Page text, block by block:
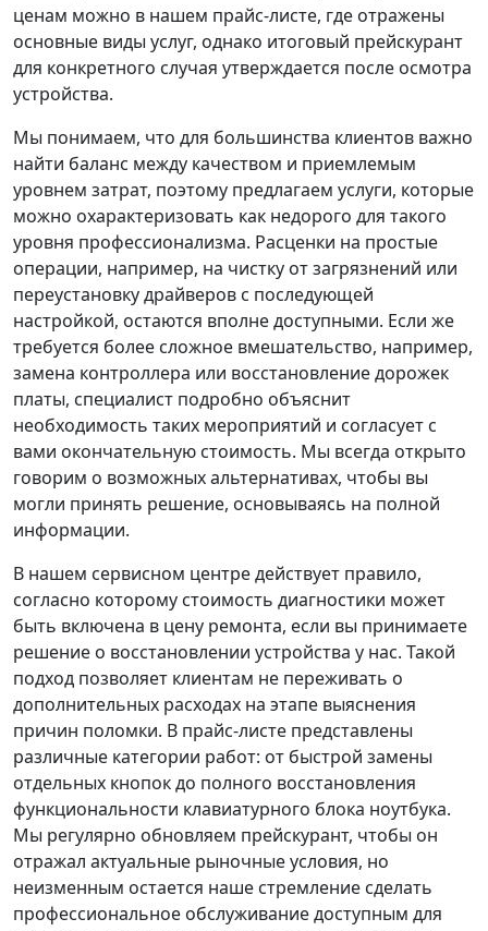
ценам можно в нашем прайс-листе, где отражены
основные виды услуг, однако итоговый прейскурант
для конкретного случая утверждается после осмотра
устройства.
Мы понимаем, что для большинства клиентов важно
найти баланс между качеством и приемлемым
уровнем затрат, поэтому предлагаем услуги, которые
можно охарактеризовать как недорого для такого
уровня профессионализма. Расценки на простые
операции, например, на чистку от загрязнений или
переустановку драйверов с последующей
настройкой, остаются вполне доступными. Если же
требуется более сложное вмешательство, например,
замена контроллера или восстановление дорожек
платы, специалист подробно объяснит
необходимость таких мероприятий и согласует с
вами окончательную стоимость. Мы всегда открыто
говорим о возможных альтернативах, чтобы вы
могли принять решение, основываясь на полной
информации.
В нашем сервисном центре действует правило,
согласно которому стоимость диагностики может
быть включена в цену ремонта, если вы принимаете
решение о восстановлении устройства у нас. Такой
подход позволяет клиентам не переживать о
дополнительных расходах на этапе выяснения
причин поломки. В прайс-листе представлены
различные категории работ: от быстрой замены
отдельных кнопок до полного восстановления
функциональности клавиатурного блока ноутбука.
Мы регулярно обновляем прейскурант, чтобы он
отражал актуальные рыночные условия, но
неизменным остается наше стремление сделать
профессиональное обслуживание доступным для